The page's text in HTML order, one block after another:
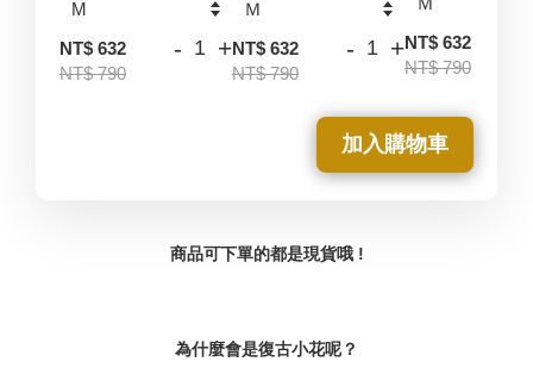
NT$ 632
NT$ 790
- +NT$ 632
NT$ 790
- +NT$ 632
NT$ 790
加入購物車
商品可下單的都是現貨哦 !
為什麼會是復古小花呢？